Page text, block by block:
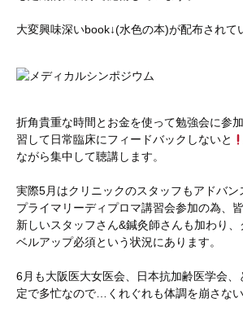
大変興味深いbook↓(水色の本)が配布されて
折角貴重な時間とお金を使って勉強会に参
習して日常臨床にフィードバックしないと
ながら集中して聴講します。
実際5月はクリニックのスタッフもアドバン
プライマリーディプロマ講習会参加の為、
新しいスタッフさん&鍼灸師さんも加わり
ベルアップ必須という状況にあります。
6月も大阪医大女医会、日本抗加齢医学会
定で多忙なので…くれぐれも体調を崩さな